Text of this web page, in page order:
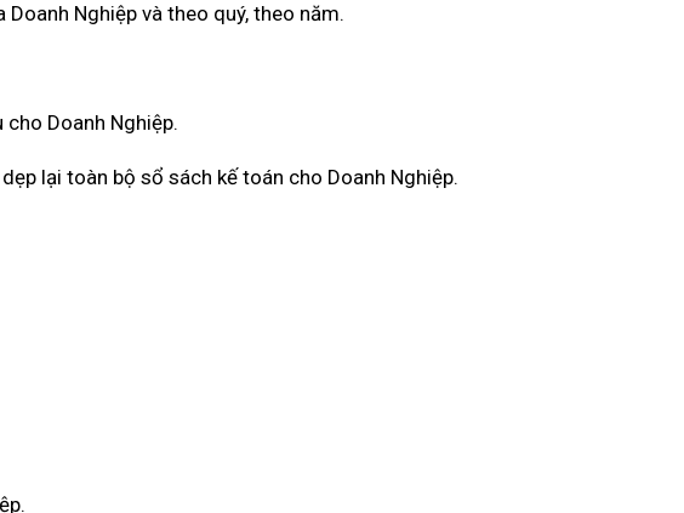
Nghiệp và theo quý, theo năm.
Doanh Nghiệp.
lại toàn bộ sổ sách kế toán cho Doanh Nghiệp.